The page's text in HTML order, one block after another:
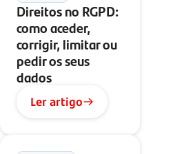
Direitos no RGPD:
como aceder,
corrigir, limitar ou
pedir os seus
dados
Ler artigo